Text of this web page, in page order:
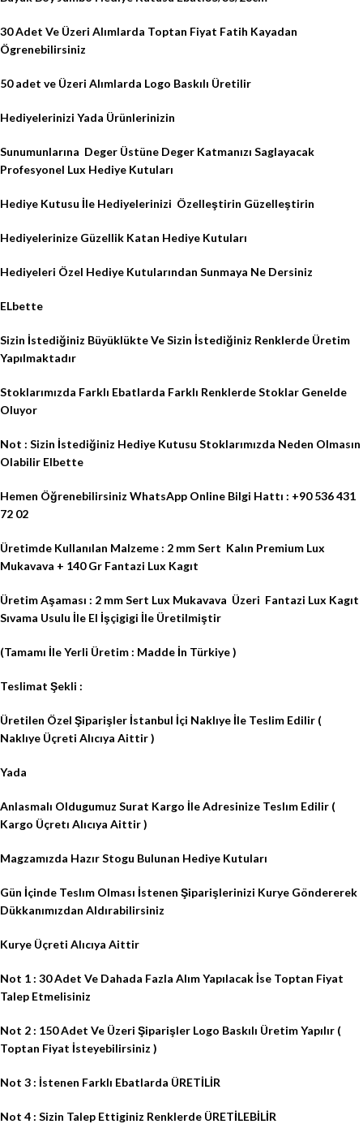
30 Adet Ve Üzeri Alımlarda Toptan Fiyat Fatih Kayadan
Ögrenebilirsiniz
50 adet ve Üzeri Alımlarda Logo Baskılı Üretilir
Hediyelerinizi Yada Ürünlerinizin
Sunumunlarına Deger Üstüne Deger Katmanızı Saglayacak
Profesyonel Lux Hediye Kutuları
Hediye Kutusu İle Hediyelerinizi Özelleştirin Güzelleştirin
Hediyelerinize Güzellik Katan Hediye Kutuları
Hediyeleri Özel Hediye Kutularından Sunmaya Ne Dersiniz
ELbette
Sizin İstediğiniz Büyüklükte Ve Sizin İstediğiniz Renklerde Üretim
Yapılmaktadır
Stoklarımızda Farklı Ebatlarda Farklı Renklerde Stoklar Genelde
Oluyor
Not : Sizin İstediğiniz Hediye Kutusu Stoklarımızda Neden Olmasın
Olabilir Elbette
Hemen Öğrenebilirsiniz WhatsApp Online Bilgi Hattı : +90 536 431
72 02
Üretimde Kullanılan Malzeme : 2 mm Sert Kalın Premium Lux
Mukavava + 140 Gr Fantazi Lux Kagıt
Üretim Aşaması : 2 mm Sert Lux Mukavava Üzeri Fantazi Lux Kagıt
Sıvama Usulu İle El İşçigigi İle Üretilmiştir
(Tamamı İle Yerli Üretim : Madde İn Türkiye )
Teslimat Şekli :
Üretilen Özel Şiparişler İstanbul İçi Naklıye İle Teslim Edilir (
Naklıye Üçreti Alıcıya Aittir )
Yada
Anlasmalı Oldugumuz Surat Kargo İle Adresinize Teslım Edilir (
Kargo Üçretı Alıcıya Aittir )
Magzamızda Hazır Stogu Bulunan Hediye Kutuları
Gün İçinde Teslım Olması İstenen Şiparişlerinizi Kurye Göndererek
Dükkanımızdan Aldırabilirsiniz
Kurye Üçreti Alıcıya Aittir
Not 1 : 30 Adet Ve Dahada Fazla Alım Yapılacak İse Toptan Fiyat
Talep Etmelisiniz
Not 2 : 150 Adet Ve Üzeri Şiparişler Logo Baskılı Üretim Yapılır (
Toptan Fiyat İsteyebilirsiniz )
Not 3 : İstenen Farklı Ebatlarda ÜRETİLİR
Not 4 : Sizin Talep Ettiginiz Renklerde ÜRETİLEBİLİR